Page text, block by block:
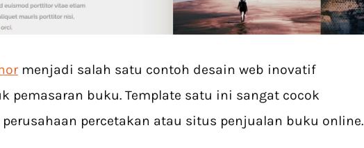
menjadi salah satu contoh desain web inovatif
pemasaran buku. Template satu ini sangat cocok
percetakan atau situs penjualan buku online.